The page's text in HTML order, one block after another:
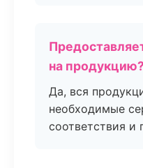
на продукцию?
Да, вся
необходимые
соответствия и